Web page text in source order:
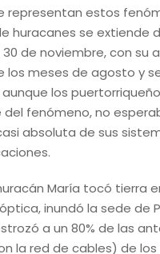
representan estos
huracanes se extiende
de noviembre, con su
los meses de agosto y
los
fenómeno, no
absoluta de sus
María tocó tierra
inundó la sede de
a un 80% de las
la red de cables) de